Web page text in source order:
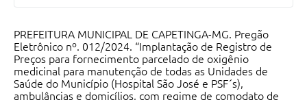
PREFEITURA MUNICIPAL DE CAPETINGA-MG. Pregão
Eletrônico nº. 012/2024. “Implantação de Registro de
Preços para fornecimento parcelado de oxigênio
medicinal para manutenção de todas as Unidades de
Saúde do Município (Hospital São José e PSF´s),
ambulâncias e domicílios, com regime de comodato de